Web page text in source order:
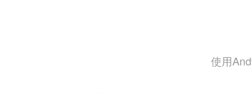
使用